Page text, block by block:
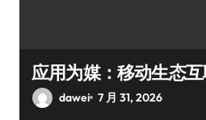
应用为媒：移动生态
dawei 7 月 31, 2026